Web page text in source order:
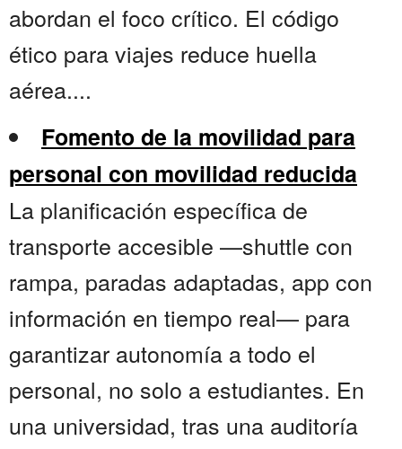
abordan el foco crítico. El código
ético para viajes reduce huella
aérea....
Fomento de la movilidad para
personal con movilidad reducida
La planificación específica de
transporte accesible —shuttle con
rampa, paradas adaptadas, app con
información en tiempo real— para
garantizar autonomía a todo el
personal, no solo a estudiantes. En
una universidad, tras una auditoría